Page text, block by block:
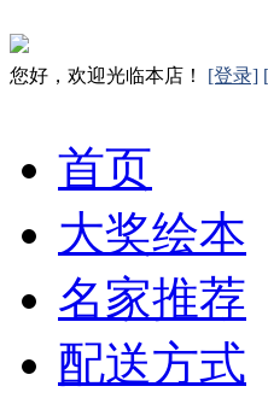
您好，欢迎光临本店！ [登录]
首页
大奖绘本
名家推荐
配送方式